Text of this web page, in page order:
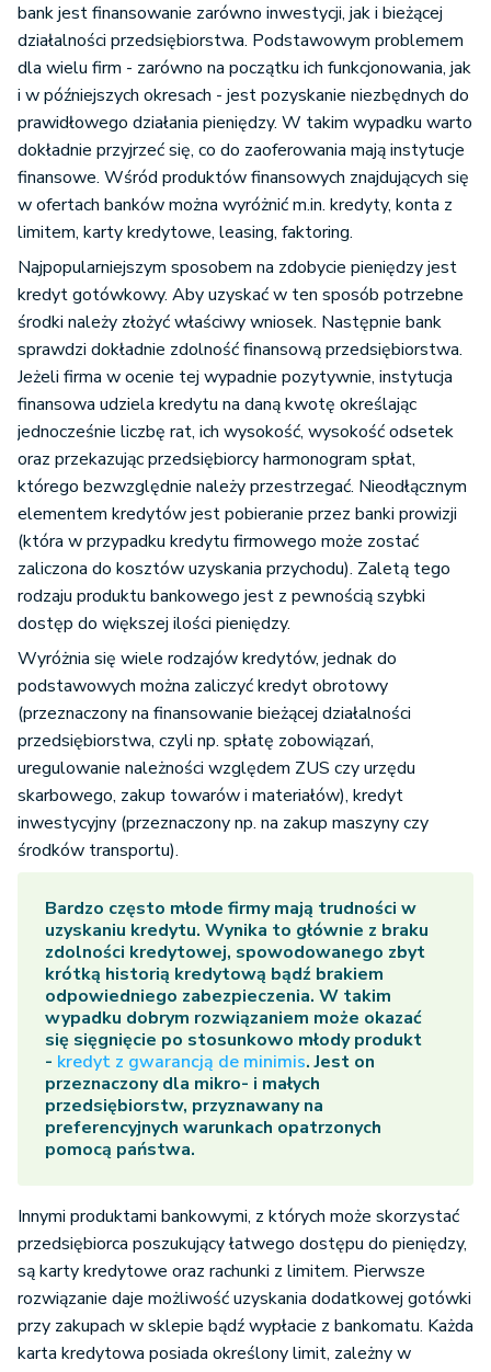
bank jest finansowanie zarówno inwestycji, jak i bieżącej
działalności przedsiębiorstwa. Podstawowym problemem
dla wielu firm - zarówno na początku ich funkcjonowania, jak
i w późniejszych okresach - jest pozyskanie niezbędnych do
prawidłowego działania pieniędzy. W takim wypadku warto
dokładnie przyjrzeć się, co do zaoferowania mają instytucje
finansowe. Wśród produktów finansowych znajdujących się
w ofertach banków można wyróżnić m.in. kredyty, konta z
limitem, karty kredytowe, leasing, faktoring.
Najpopularniejszym sposobem na zdobycie pieniędzy jest
kredyt gotówkowy. Aby uzyskać w ten sposób potrzebne
środki należy złożyć właściwy wniosek. Następnie bank
sprawdzi dokładnie zdolność finansową przedsiębiorstwa.
Jeżeli firma w ocenie tej wypadnie pozytywnie, instytucja
finansowa udziela kredytu na daną kwotę określając
jednocześnie liczbę rat, ich wysokość, wysokość odsetek
oraz przekazując przedsiębiorcy harmonogram spłat,
którego bezwzględnie należy przestrzegać. Nieodłącznym
elementem kredytów jest pobieranie przez banki prowizji
(która w przypadku kredytu firmowego może zostać
zaliczona do kosztów uzyskania przychodu). Zaletą tego
rodzaju produktu bankowego jest z pewnością szybki
dostęp do większej ilości pieniędzy.
Wyróżnia się wiele rodzajów kredytów, jednak do
podstawowych można zaliczyć kredyt obrotowy
(przeznaczony na finansowanie bieżącej działalności
przedsiębiorstwa, czyli np. spłatę zobowiązań,
uregulowanie należności względem ZUS czy urzędu
skarbowego, zakup towarów i materiałów), kredyt
inwestycyjny (przeznaczony np. na zakup maszyny czy
środków transportu).
Bardzo często młode firmy mają trudności w
uzyskaniu kredytu. Wynika to głównie z braku
zdolności kredytowej, spowodowanego zbyt
krótką historią kredytową bądź brakiem
odpowiedniego zabezpieczenia. W takim
wypadku dobrym rozwiązaniem może okazać
się sięgnięcie po stosunkowo młody produkt
- kredyt z gwarancją de minimis. Jest on
przeznaczony dla mikro- i małych
przedsiębiorstw, przyznawany na
preferencyjnych warunkach opatrzonych
pomocą państwa.
Innymi produktami bankowymi, z których może skorzystać
przedsiębiorca poszukujący łatwego dostępu do pieniędzy,
są karty kredytowe oraz rachunki z limitem. Pierwsze
rozwiązanie daje możliwość uzyskania dodatkowej gotówki
przy zakupach w sklepie bądź wypłacie z bankomatu. Każda
karta kredytowa posiada określony limit, zależny w